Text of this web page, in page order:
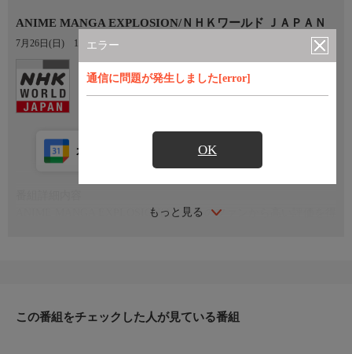
エラー
通信に問題が発生しました[error]
OK
ANIME MANGA EXPLOSION/ＮＨＫワールド ＪＡＰＡＮ
7月26日(日) 12:10〜12:40
NHKワールド JAPAN
もっと見る
カレンダー登録 アプリ視聴
ANIME MANGA EXPLOSIONは、海外のファンから高い評価を得
この番組をチェックした人が見ている番組